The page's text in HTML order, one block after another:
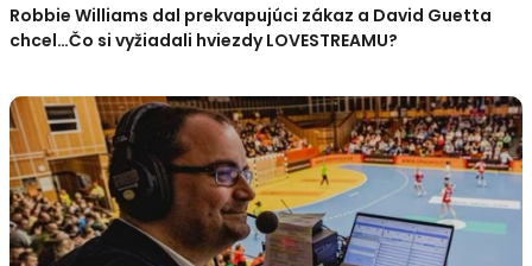
Robbie Williams dal prekvapujúci zákaz a David Guetta
chcel…Čo si vyžiadali hviezdy LOVESTREAMU?